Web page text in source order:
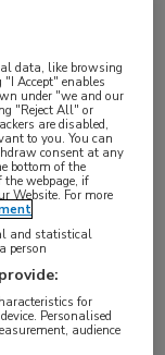
19-patiënten
of
kregen,
de
data, like browsing
Accept" enables
under "we and our
"Reject All" or
are disabled,
to you. You can
consent at any
bottom of the
webpage, if
Website. For more
and statistical
person
for
Personalised
audience